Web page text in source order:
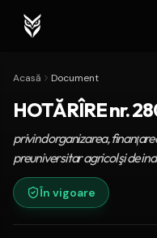
Acasă Document
HOTĂRÎRE nr.
privind organizarea,
preuniversitar agricol şi de
În vigoare